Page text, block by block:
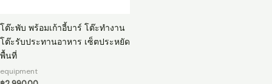
โต๊ะพับ พร้อมเก้าอี้บาร์ โต๊ะทำงาน
โต๊ะรับประทานอาหาร เซ็ตประหยัด
พื้นที่
equipment